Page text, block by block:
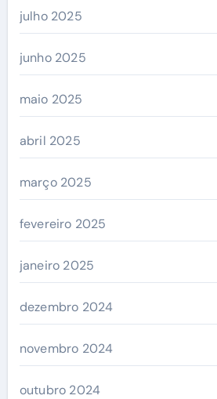
julho 2025
junho 2025
maio 2025
abril 2025
março 2025
fevereiro 2025
janeiro 2025
dezembro 2024
novembro 2024
outubro 2024